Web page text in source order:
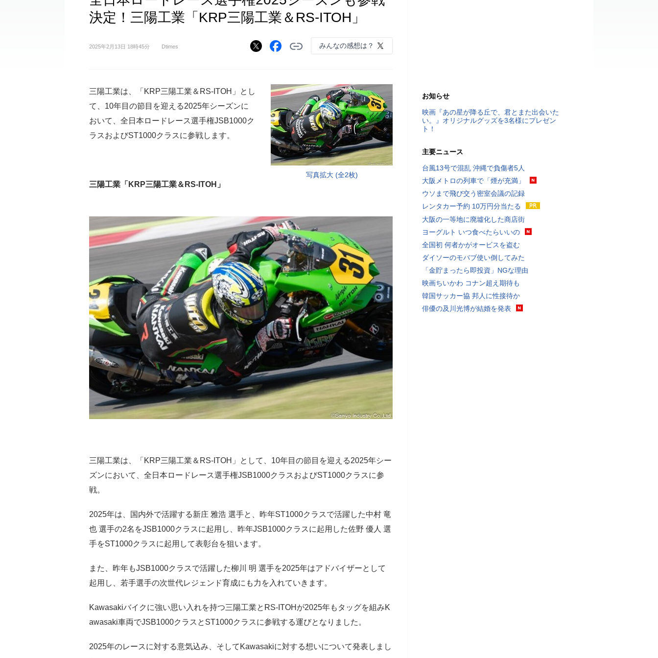
決定！三陽工業「KRP三陽工業＆RS-ITOH」
2025年2月13日 18時45分 Dtimes みんなの感想は？
写真拡大 (全2枚)
三陽工業は、「KRP三陽工業＆RS-ITOH」とし
て、10年目の節目を迎える2025年シーズンに
おいて、全日本ロードレース選手権JSB1000ク
ラスおよびST1000クラスに参戦します。
三陽工業「KRP三陽工業＆RS-ITOH」
三陽工業は、「KRP三陽工業＆RS-ITOH」として、10年目の節目を迎える2025年シー
ズンにおいて、全日本ロードレース選手権JSB1000クラスおよびST1000クラスに参
戦。
2025年は、国内外で活躍する新庄 雅浩 選手と、昨年ST1000クラスで活躍した中村 竜
也 選手の2名をJSB1000クラスに起用し、昨年JSB1000クラスに起用した佐野 優人 選
手をST1000クラスに起用して表彰台を狙います。
また、昨年もJSB1000クラスで活躍した柳川 明 選手を2025年はアドバイザーとして
起用し、若手選手の次世代レジェンド育成にも力を入れていきます。
Kawasakiバイクに強い思い入れを持つ三陽工業とRS-ITOHが2025年もタッグを組みK
awasaki車両でJSB1000クラスとST1000クラスに参戦する運びとなりました。
2025年のレースに対する意気込み、そしてKawasakiに対する想いについて発表しまし
お知らせ
映画『あの星が降る丘で、君とまた出会いた
い。』オリジナルグッズを3名様にプレゼン
ト！
主要ニュース
台風13号で混乱 沖縄で負傷者5人
大阪メトロの列車で「煙が充満」
ウソまで飛び交う密室会議の記録
レンタカー予約 10万円分当たる
大阪の一等地に廃墟化した商店街
ヨーグルト いつ食べたらいいの
全国初 何者かがオービスを盗む
ダイソーのモバブ使い倒してみた
「金貯まったら即投資」NGな理由
映画ちいかわ コナン超え期待も
韓国サッカー協 邦人に性接待か
俳優の及川光博が結婚を発表